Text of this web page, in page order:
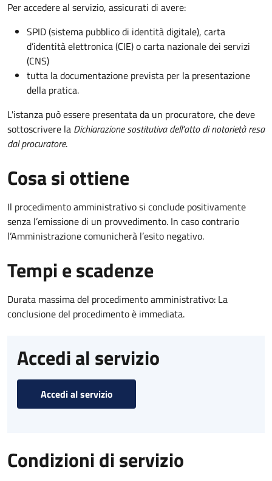
Per accedere al servizio, assicurati di avere:
SPID (sistema pubblico di identità digitale), carta
d’identità elettronica (CIE) o carta nazionale dei servizi
(CNS)
tutta la documentazione prevista per la presentazione
della pratica.
L'istanza può essere presentata da un procuratore, che deve
sottoscrivere la Dichiarazione sostitutiva dell'atto di notorietà resa
dal procuratore.
Cosa si ottiene
Il procedimento amministrativo si conclude positivamente
senza l’emissione di un provvedimento. In caso contrario
l’Amministrazione comunicherà l’esito negativo.
Tempi e scadenze
Durata massima del procedimento amministrativo: La
conclusione del procedimento è immediata.
Accedi al servizio
Accedi al servizio
Condizioni di servizio